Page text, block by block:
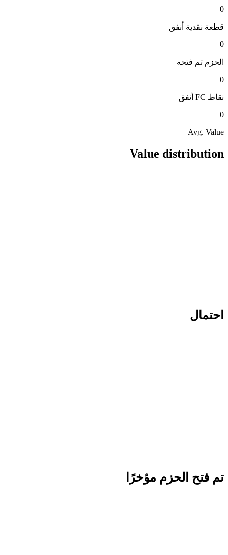
0
قطعة نقدية أنفق
0
الحزم تم فتحه
0
نقاط FC
أنفق
0
Avg. Value
Value distribution
احتمال
تم فتح الحزم مؤخرًا